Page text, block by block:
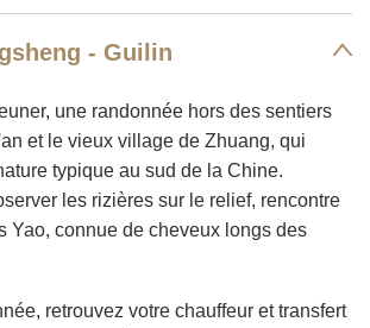
- Guilin
une randonnée hors des sentiers
et le vieux village de Zhuang, qui
typique au sud de la Chine.
les rizières sur le relief, rencontre
Yao, connue de cheveux longs des
retrouvez votre chauffeur et transfert